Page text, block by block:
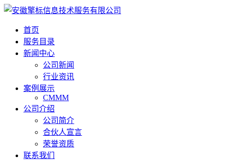
首页
服务目录
新闻中心
公司新闻
行业资讯
案例展示
CMMM
公司介绍
公司简介
合伙人宣言
荣誉资质
联系我们